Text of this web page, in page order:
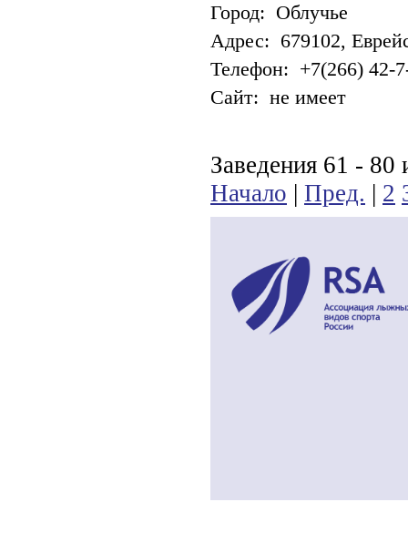
Город: Облучье
Адрес: 679102,
Телефон: +7(266) 42-
Сайт: не имеет
Заведения 61 - 80
Начало | Пред. | 2